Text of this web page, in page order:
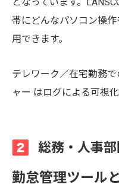
帯にどんなパソコン操
用できます。
テレワーク／在宅勤務
ャー はログによる可視
総務・人事
勤怠管理ツール